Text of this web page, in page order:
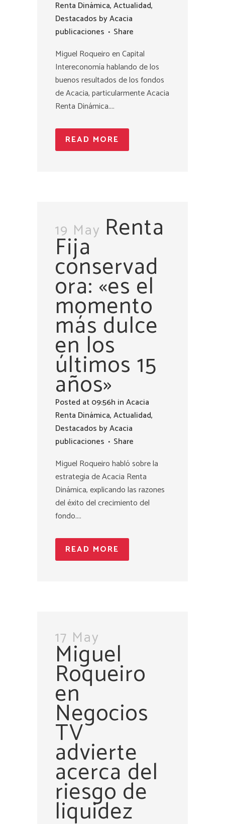
Renta Dinámica,Actualidad,
Destacados byAcacia
publicaciones
Share
Miguel Roqueiro en Capital
Intereconomía hablando de los
buenos resultados de los fondos
de Acacia, particularmente Acacia
Renta Dinámica....
READ MORE
19 May Renta
Fija
conservad
ora: «es el
momento
más dulce
en los
últimos 15
años»
Posted at 09:56h inAcacia
Renta Dinámica,Actualidad,
Destacados byAcacia
publicaciones
Share
Miguel Roqueiro habló sobre la
estrategia de Acacia Renta
Dinámica, explicando las razones
del éxito del crecimiento del
fondo....
READ MORE
17 May
Miguel
Roqueiro
en
Negocios
TV
advierte
acerca del
riesgo de
liquidez